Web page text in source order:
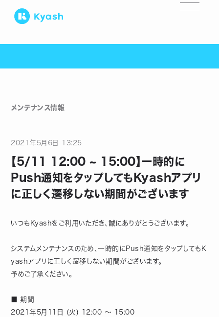
メンテナンス情報
2021年 5月 6日 13:25
【5/11 12:00 ~ 15:00】一時的に
Push通知をタップしてもKyashアプリ
に正しく遷移しない期間がございます
いつもKyashをご利用いただき、誠にありがとうございます。
システムメンテナンスのため、一時的にPush通知をタップしてもK
yashアプリに正しく遷移しない期間がございます。
予めご了承ください。
■ 期間
2021年5月11日 (火) 12:00 〜 15:00